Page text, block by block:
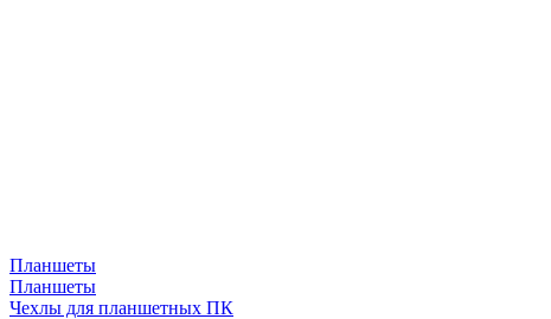
Планшеты
Планшеты
Чехлы для планшетных ПК